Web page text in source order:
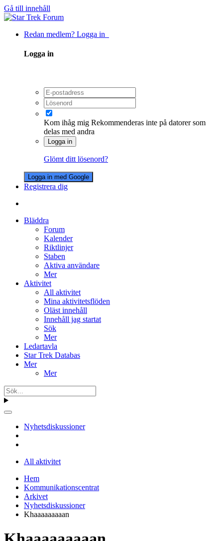
Gå till innehåll
Redan medlem? Logga in
Logga in
Kom ihåg mig Rekommenderas inte på datorer som
delas med andra
Logga in
Glömt ditt lösenord?
Logga in med Google
Registrera dig
Bläddra
Forum
Kalender
Riktlinjer
Staben
Aktiva användare
Mer
Aktivitet
All aktivitet
Mina aktivitetsflöden
Oläst innehåll
Innehåll jag startat
Sök
Mer
Ledartavla
Star Trek Databas
Mer
Mer
Nyhetsdiskussioner
All aktivitet
Hem
Kommunikationscentrat
Arkivet
Nyhetsdiskussioner
Khaaaaaaaaan